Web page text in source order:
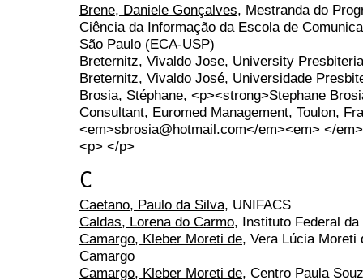
Brene, Daniele Gonçalves, Mestranda do
Ciência da Informação da Escola de
São Paulo (ECA-USP)
Breternitz, Vivaldo Jose, University
Breternitz, Vivaldo José, Universidade
Brosia, Stéphane, <p><strong>Stephane
Consultant, Euromed Management, Toulon,
<em>sbrosia@hotmail.com</em><em> </
<p> </p>
C
Caetano, Paulo da Silva, UNIFACS
Caldas, Lorena do Carmo, Instituto Federal da
Camargo, Kleber Moreti de, Vera Lúcia Moreti
Camargo
Camargo, Kleber Moreti de, Centro Paula